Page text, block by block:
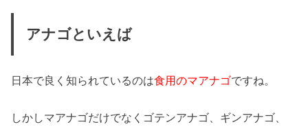
アナゴといえば
日本で良く知られているのは食用のマアナゴですね。
しかしマアナゴだけでなくゴテンアナゴ、ギンアナゴ、